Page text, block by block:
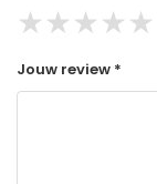
★★★★★
Jouw review *